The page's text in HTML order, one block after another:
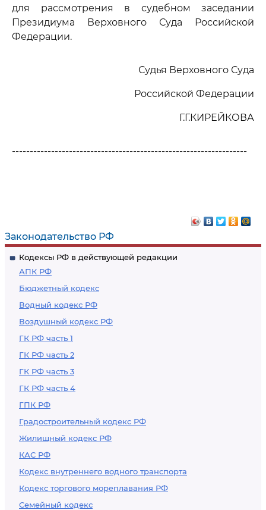
Законодательство РФ
Кодексы РФ в действующей редакции
АПК РФ
Бюджетный кодекс
Водный кодекс РФ
Воздушный кодекс РФ
ГК РФ часть 1
ГК РФ часть 2
ГК РФ часть 3
ГК РФ часть 4
ГПК РФ
Градостроительный кодекс РФ
Жилищный кодекс РФ
КАС РФ
Кодекс внутреннего водного транспорта
Кодекс торгового мореплавания РФ
Семейный кодекс
для рассмотрения в судебном заседании
Президиума Верховного Суда Российской
Федерации.
Судья Верховного Суда
Российской Федерации
Г.Г.КИРЕЙКОВА
------------------------------------------------------------------